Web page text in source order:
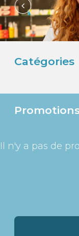
Unsere
Catégories
Il n'y a pas de